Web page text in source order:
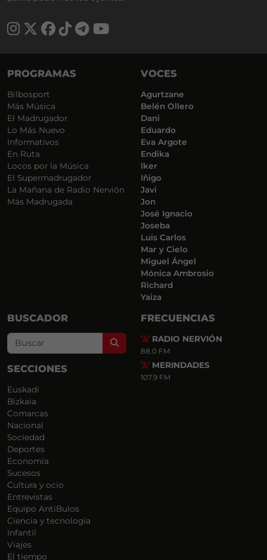
PROGRAMAS
Bilbosport
Más Música
El Madrugador
Lo Más Nuevo
Informativos
En Ruta
Locos por la Música
El Supermadrugador
La Mañana de Radio Nervión
Más Madrugada
VOCES
Agurtzane
Belén Ollero
Dani
Eduardo
Eva Argote
Endika
Iker
Iñigo
Javi
Jon
José Ignacio
Joseba
Luis Carlos
Mar y Cielo
Miguel Ángel
Mónica Ambrosio
Richard
Yaiza
BUSCADOR
Search
SECCIONES
Euskadi
Bizkaia
Comarcas
Nacional
Sociedad
Deportes
Economía
Sucesos
Cultura y ocio
Entrevistas
Equipo AntiBulos
Ciencia y tecnología
Infantil
Viajes
El tiempo
FRECUENCIAS
RADIO NERVIÓN
88.0 FM
MERINDADES
107.9 FM